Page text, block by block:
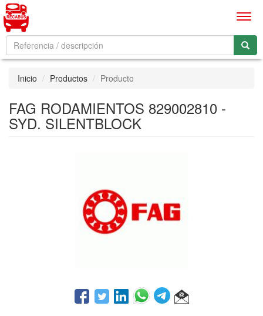
Inicio Productos Producto
FAG RODAMIENTOS 829002810 -
SYD. SILENTBLOCK